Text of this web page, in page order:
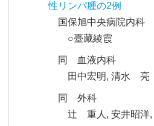
性リンパ腫の2例
国保旭中央病院内科
○臺藏綾霞
同 血液内科
田中宏明, 清水 亮
同 外科
辻 重人, 安井昭洋,